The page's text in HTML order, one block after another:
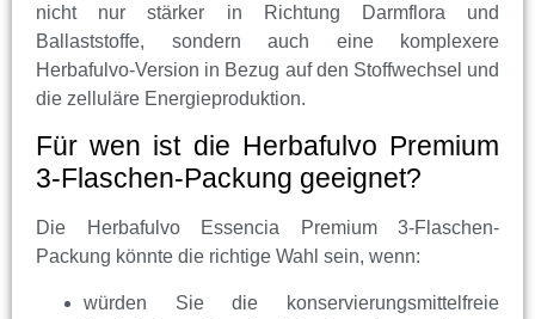
nicht nur stärker in Richtung Darmflora und
Ballaststoffe, sondern auch eine komplexere
Herbafulvo-Version in Bezug auf den Stoffwechsel und
die zelluläre Energieproduktion.
Für wen ist die Herbafulvo Premium
3-Flaschen-Packung geeignet?
Die Herbafulvo Essencia Premium 3-Flaschen-
Packung könnte die richtige Wahl sein, wenn:
würden Sie die konservierungsmittelfreie